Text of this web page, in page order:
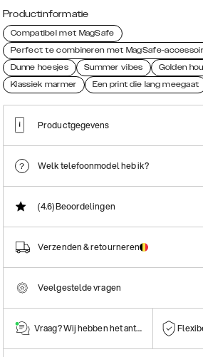
Productinformatie
Compatibel met MagSafe
Perfect te combineren met MagSafe-
Dunne hoesjes
Summer vibes
Golden
Klassiek marmer
Een print die lang meegaat
Productgegevens
Welk telefoonmodel heb ik?
(4.6)Beoordelingen
Verzenden & retourneren
Veelgestelde vragen
Vraag? Wij hebben het antwoord!